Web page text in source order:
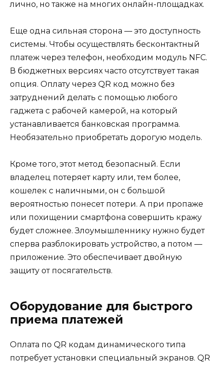
лично, но также на многих онлайн-площадках.
Еще одна сильная сторона — это доступность
системы. Чтобы осуществлять бесконтактный
платеж через телефон, необходим модуль NFC.
В бюджетных версиях часто отсутствует такая
опция. Оплату через QR код можно без
затруднений делать с помощью любого
гаджета с рабочей камерой, на который
устанавливается банковская программа.
Необязательно приобретать дорогую модель.
Кроме того, этот метод безопасный. Если
владелец потеряет карту или, тем более,
кошелек с наличными, он с большой
вероятностью понесет потери. А при пропаже
или похищении смартфона совершить кражу
будет сложнее. Злоумышленнику нужно будет
сперва разблокировать устройство, а потом —
приложение. Это обеспечивает двойную
защиту от посягательств.
Оборудование для быстрого
приема платежей
Оплата по QR кодам динамического типа
потребует установки специальный экранов. QR